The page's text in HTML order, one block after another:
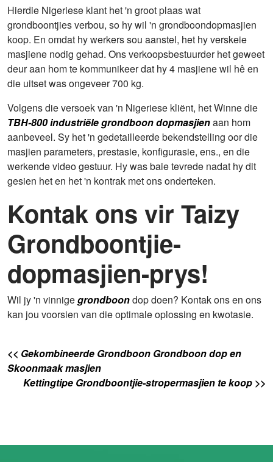
Hierdie Nigeriese klant het 'n groot plaas wat
grondboontjies verbou, so hy wil 'n grondboondopmasjien
koop. En omdat hy werkers sou aanstel, het hy verskeie
masjiene nodig gehad. Ons verkoopsbestuurder het geweet
deur aan hom te kommunikeer dat hy 4 masjiene wil hê en
die uitset was ongeveer 700 kg.
Volgens die versoek van 'n Nigeriese kliënt, het Winne die
TBH-800 industriële grondboon dopmasjienaan hom
aanbeveel. Sy het 'n gedetailleerde bekendstelling oor die
masjien parameters, prestasie, konfigurasie, ens., en die
werkende video gestuur. Hy was baie tevrede nadat hy dit
gesien het en het 'n kontrak met ons onderteken.
Kontak ons ​​vir Taizy
Grondboontjie-
dopmasjien-prys!
Wil jy 'n vinnigegrondboondop doen? Kontak ons en ons
kan jou voorsien van die optimale oplossing en kwotasie.
<< Gekombineerde Grondboon Grondboon dop en
Skoonmaak masjien
Kettingtipe Grondboontjie-stropermasjien te koop >>